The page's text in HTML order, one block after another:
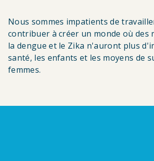
Nous sommes impatients de
contribuer à créer un monde où des
la dengue et le Zika n'auront plus
santé, les enfants et les moyens de
femmes.